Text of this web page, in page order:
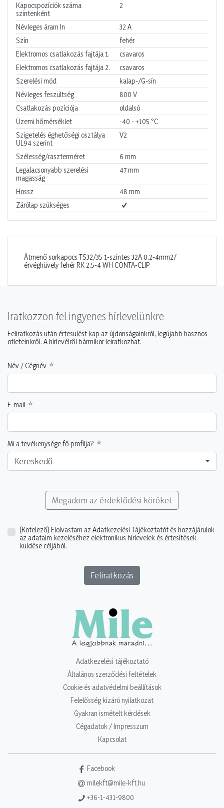
Kapocspozíciók száma
szintenként
2
Névleges áram In 32 A
Szín
fehér
Elektromos csatlakozás fajtája 1.
csavaros
Elektromos csatlakozás fajtája 2.
csavaros
Szerelési mód
kalap-/G-sín
Névleges feszültség
800 V
Csatlakozás pozíciója
oldalsó
Üzemi hőmérséklet
-40 - +105 °C
Szigetelés éghetőségi osztálya
UL94 szerint
V2
Szélesség/raszterméret 6 mm
Legalacsonyabb szerelési
magasság
47 mm
Hossz 48 mm
Zárólap szükséges
Átmenő sorkapocs TS32/35 1-szintes 32A 0,2-4mm2/
érvéghüvely fehér RK 2,5-4 WH CONTA-CLIP
Iratkozzon fel ingyenes hírlevelünkre
Feliratkozás után értesülést kap az újdonságainkról, legújabb hasznos
ötleteinkről. A hírlevélről bármikor leiratkozhat.
Név / Cégnév
E-mail
Mi a tevékenysége fő profilja?
Kereskedő
Megadom az érdeklődési köröket
(Kötelező) Elolvastam az Adatkezelési Tájékoztatót és hozzájárulok
az adataim kezeléséhez elektronikus hírlevelek és értesítések
küldése céljából.
Feliratkozás
Adatkezelési tájékoztató
Általános szerződési feltételek
Cookie és adatvédelmi beállítások
Felelősség kizáró nyilatkozat
Gyakran ismételt kérdések
Cégadatok / Impresszum
Kapcsolat
Facebook
milekft@mile-kft.hu
+36-1-431-9800